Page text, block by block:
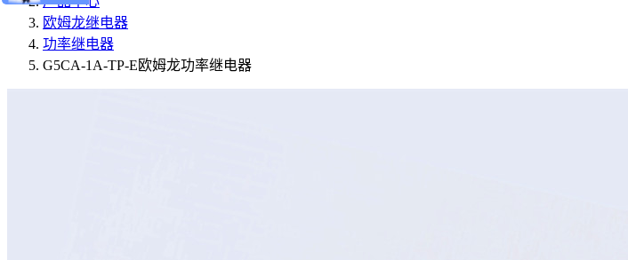
欧姆龙继电器
功率继电器
G5CA-1A-TP-E欧姆龙功率继电器